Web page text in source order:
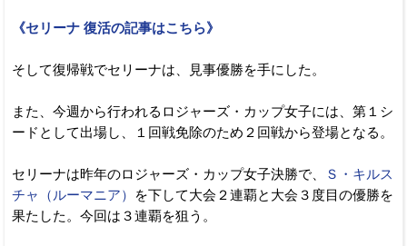
《セリーナ 復活の記事はこちら》
そして復帰戦でセリーナは、見事優勝を手にした。
また、今週から行われるロジャーズ・カップ女子には、第１シ
ードとして出場し、１回戦免除のため２回戦から登場となる。
セリーナは昨年のロジャーズ・カップ女子決勝で、
Ｓ・キルス
チャ（ルーマニア）
を下して大会２連覇と大会３度目の優勝を
果たした。今回は３連覇を狙う。